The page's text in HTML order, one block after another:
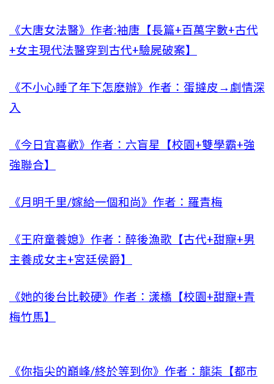
《大唐女法醫》作者:袖唐【長篇+百萬字數+古代
+女主現代法醫穿到古代+驗屍破案】
《不小心睡了年下怎麽辦》作者：蛋撻皮→劇情深
入
《今日宜喜歡》作者：六盲星【校園+雙學霸+強
強聯合】
《月明千里/嫁給一個和尚》作者：羅青梅
《王府童養媳》作者：醉後漁歌【古代+甜寵+男
主養成女主+宮廷侯爵】
《她的後台比較硬》作者：漾橋【校園+甜寵+青
梅竹馬】
《你指尖的巔峰/終於等到你》作者：龍柒【都市